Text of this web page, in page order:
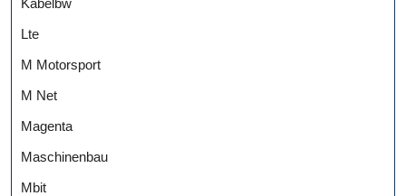
Lte
M Motorsport
M Net
Magenta
Maschinenbau
Mbit